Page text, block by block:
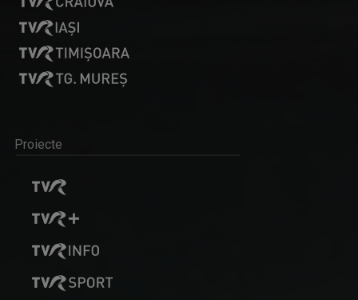
Proiecte